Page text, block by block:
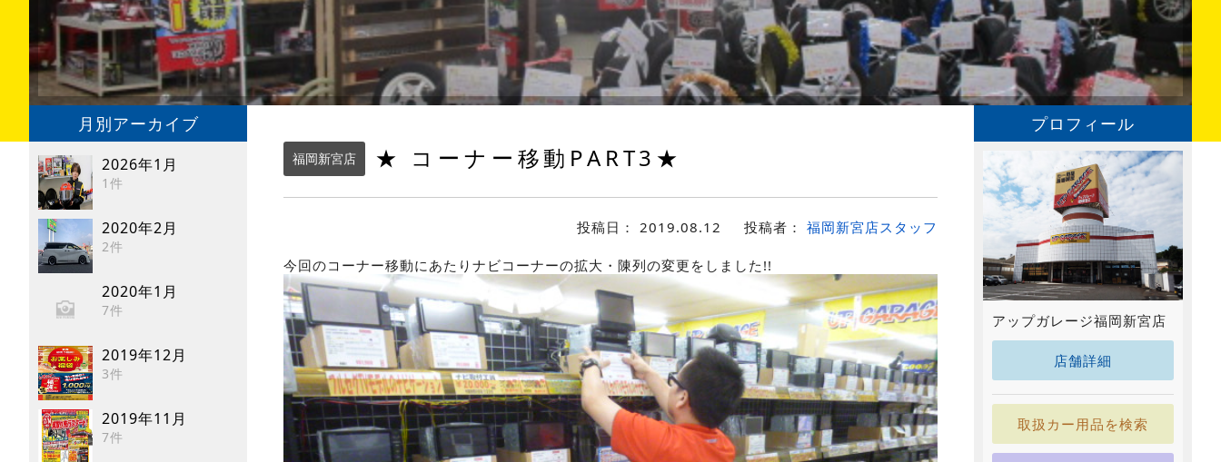
月別アーカイブ
2026年1月
1件
2020年2月
2件
2020年1月
7件
2019年12月
3件
2019年11月
7件
福岡新宮店 ★ コーナー移動PART3★
投稿日： 2019.08.12 投稿者： 福岡新宮店スタッフ
今回のコーナー移動にあたりナビコーナーの拡大・陳列の変更をしました!!
プロフィール
アップガレージ福岡新宮店
店舗詳細
取扱カー用品を検索